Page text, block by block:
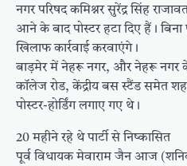
नगर परिषद कमिश्नर सुरेंद्र सिंह
आने के बाद पोस्टर हटा दिए हैं।
खिलाफ कार्रवाई करवाएंगे।
बाड़मेर में नेहरू नगर, और नेहरू नगर
कॉलेज रोड, केंद्रीय बस स्टैंड समेत
पोस्टर-होर्डिंग लगाए गए थे।
20 महीने रहे थे पार्टी से निष्कासित
पूर्व विधायक मेवाराम जैन आज